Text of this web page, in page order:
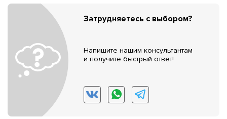
Затрудняетесь с выбором?
Напишите нашим консультантам
и получите быстрый ответ!